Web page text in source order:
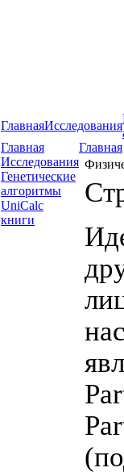
ГлавнаяИсследования
Главная
Исследования
Генетические
алгоритмы
UniCalc
книги
Главная